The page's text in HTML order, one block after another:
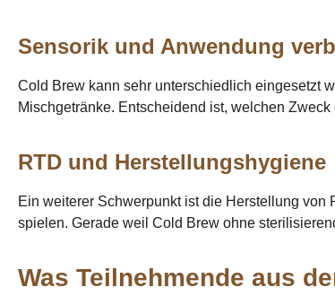
Sensorik und Anwendung
Cold Brew kann sehr unterschiedlich eingesetzt
Mischgetränke. Entscheidend ist, welchen
RTD und Herstellungshygiene
Ein weiterer Schwerpunkt ist die Herstellung
spielen. Gerade weil Cold Brew ohne
Was Teilnehmende aus